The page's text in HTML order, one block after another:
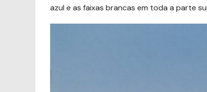
azul e as faixas brancas em toda a parte